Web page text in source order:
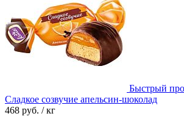
Быстрый
Сладкое созвучие апельсин-шоколад
468 руб. / кг